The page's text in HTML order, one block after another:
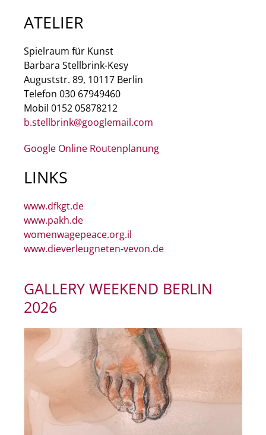
ATELIER
Spielraum für Kunst
Barbara Stellbrink-Kesy
Auguststr. 89, 10117 Berlin
Telefon 030 67949460
Mobil 0152 05878212
b.stellbrink@googlemail.com
Google Online Routenplanung
LINKS
www.dfkgt.de
www.pakh.de
womenwagepeace.org.il
www.dieverleugneten-vevon.de
GALLERY WEEKEND BERLIN
2026